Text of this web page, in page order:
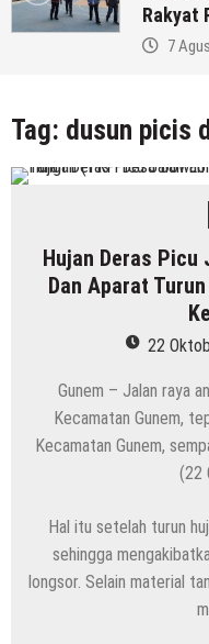
Rakyat
7
Tag: dusun picis
Hujan Deras Picu
Dan Aparat
22
Gunem – Jalan raya
Kecamatan Gunem,
Kecamatan Gunem,
(22
Hal itu setelah turun
sehingga
longsor. Selain material